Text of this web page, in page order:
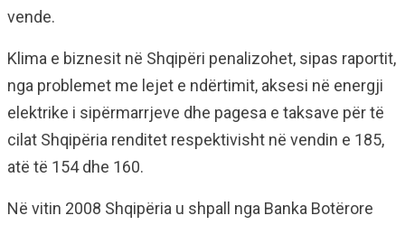
vende.
Klima e biznesit në Shqipëri penalizohet, sipas raportit,
nga problemet me lejet e ndërtimit, aksesi në energji
elektrike i sipërmarrjeve dhe pagesa e taksave për të
cilat Shqipëria renditet respektivisht në vendin e 185,
atë të 154 dhe 160.
Në vitin 2008 Shqipëria u shpall nga Banka Botërore